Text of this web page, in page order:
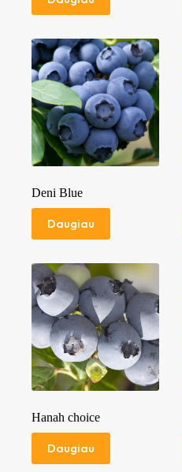
Deni Blue
Daugiau
Hanah choice
Daugiau